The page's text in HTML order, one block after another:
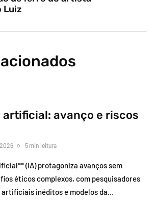
Luiz
avanço e riscos
5 min leitura
(IA) protagoniza avanços sem
éticos complexos, com pesquisadores
inéditos e modelos da…